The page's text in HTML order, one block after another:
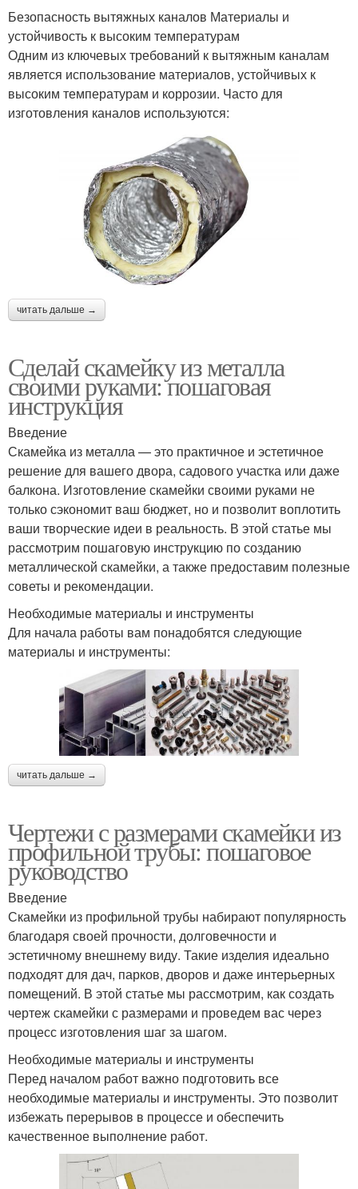
Безопасность вытяжных каналов Материалы и
устойчивость к высоким температурам
Одним из ключевых требований к вытяжным каналам
является использование материалов, устойчивых к
высоким температурам и коррозии. Часто для
изготовления каналов используются:
читать дальше →
Сделай скамейку из металла
своими руками: пошаговая
инструкция
Введение
Скамейка из металла — это практичное и эстетичное
решение для вашего двора, садового участка или даже
балкона. Изготовление скамейки своими руками не
только сэкономит ваш бюджет, но и позволит воплотить
ваши творческие идеи в реальность. В этой статье мы
рассмотрим пошаговую инструкцию по созданию
металлической скамейки, а также предоставим полезные
советы и рекомендации.
Необходимые материалы и инструменты
Для начала работы вам понадобятся следующие
материалы и инструменты:
читать дальше →
Чертежи с размерами скамейки из
профильной трубы: пошаговое
руководство
Введение
Скамейки из профильной трубы набирают популярность
благодаря своей прочности, долговечности и
эстетичному внешнему виду. Такие изделия идеально
подходят для дач, парков, дворов и даже интерьерных
помещений. В этой статье мы рассмотрим, как создать
чертеж скамейки с размерами и проведем вас через
процесс изготовления шаг за шагом.
Необходимые материалы и инструменты
Перед началом работ важно подготовить все
необходимые материалы и инструменты. Это позволит
избежать перерывов в процессе и обеспечить
качественное выполнение работ.